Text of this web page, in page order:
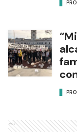
Ads